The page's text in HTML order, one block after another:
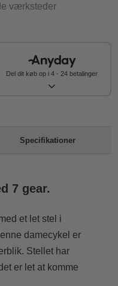
værksteder
Del dit køb op i 4 - 24 betalinger
Specifikationer
7 gear.
et let stel i
damecykel er
Stellet har
er let at komme